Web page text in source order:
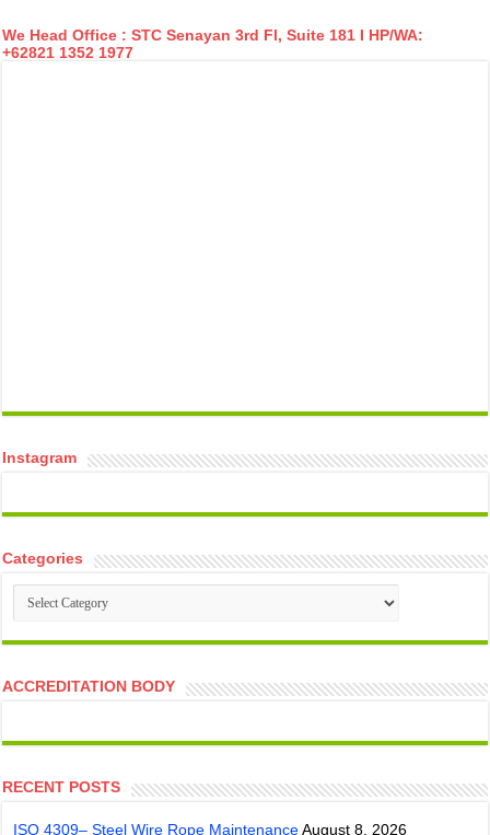
We Head Office : STC Senayan 3rd Fl, Suite 181 I HP/WA:
+62821 1352 1977
temp mail
Instagram
Categories
Categories
ACCREDITATION BODY
RECENT POSTS
ISO 4309– Steel Wire Rope Maintenance August 8, 2026